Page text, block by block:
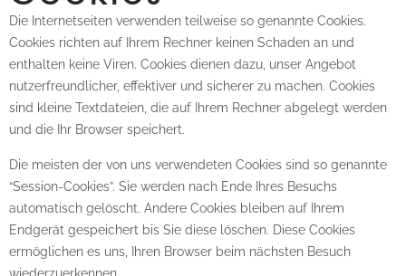
Die Internetseiten verwenden teilweise so genannte Cookies.
Cookies richten auf Ihrem Rechner keinen Schaden an und
enthalten keine Viren. Cookies dienen dazu, unser Angebot
nutzerfreundlicher, effektiver und sicherer zu machen. Cookies
sind kleine Textdateien, die auf Ihrem Rechner abgelegt werden
und die Ihr Browser speichert.
Die meisten der von uns verwendeten Cookies sind so genannte
“Session-Cookies”. Sie werden nach Ende Ihres Besuchs
automatisch gelöscht. Andere Cookies bleiben auf Ihrem
Endgerät gespeichert bis Sie diese löschen. Diese Cookies
ermöglichen es uns, Ihren Browser beim nächsten Besuch